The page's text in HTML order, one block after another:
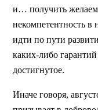
и… получить
некомпетентность в
идти по пути
каких-либо
достигнутое.
Иначе говоря,